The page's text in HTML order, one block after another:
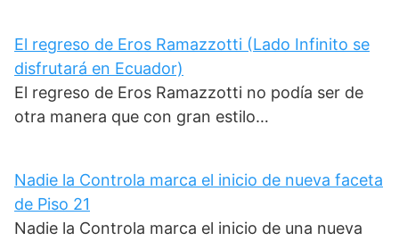
El regreso de Eros Ramazzotti (Lado Infinito se
disfrutará en Ecuador)
El regreso de Eros Ramazzotti no podía ser de
otra manera que con gran estilo…
Nadie la Controla marca el inicio de nueva faceta
de Piso 21
Nadie la Controla marca el inicio de una nueva